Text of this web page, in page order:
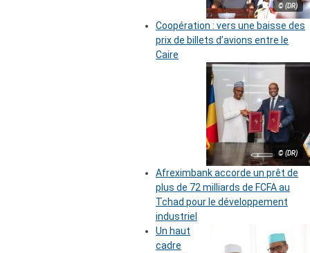
© (DR)
Coopération : vers une baisse des
prix de billets d’avions entre le
Caire
© (DR)
Afreximbank accorde un prêt de
plus de 72 milliards de FCFA au
Tchad pour le développement
industriel
Un haut
cadre